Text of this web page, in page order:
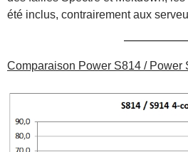
été inclus, contrairement aux
Comparaison Power S814 / Power